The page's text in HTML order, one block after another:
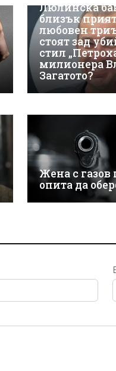
Люлинска
близък
любовен
стоят зад
стил
милионера
Загатото?
Жена с газов
опита да